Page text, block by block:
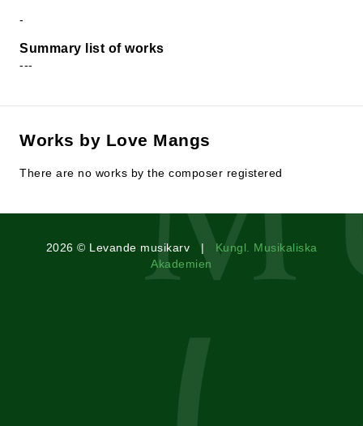
-
Summary list of works
---
Works by Love Mangs
There are no works by the composer registered
2026 © Levande musikarv | Kungl. Musikaliska
Akademien